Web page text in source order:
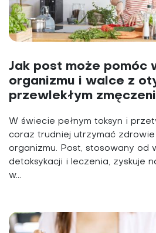
Jak post może pomóc
organizmu i walce z
przewlekłym
W świecie pełnym toksyn i
coraz trudniej utrzymać
organizmu. Post, stosowany od
detoksykacji i leczenia, zyskuje
w...